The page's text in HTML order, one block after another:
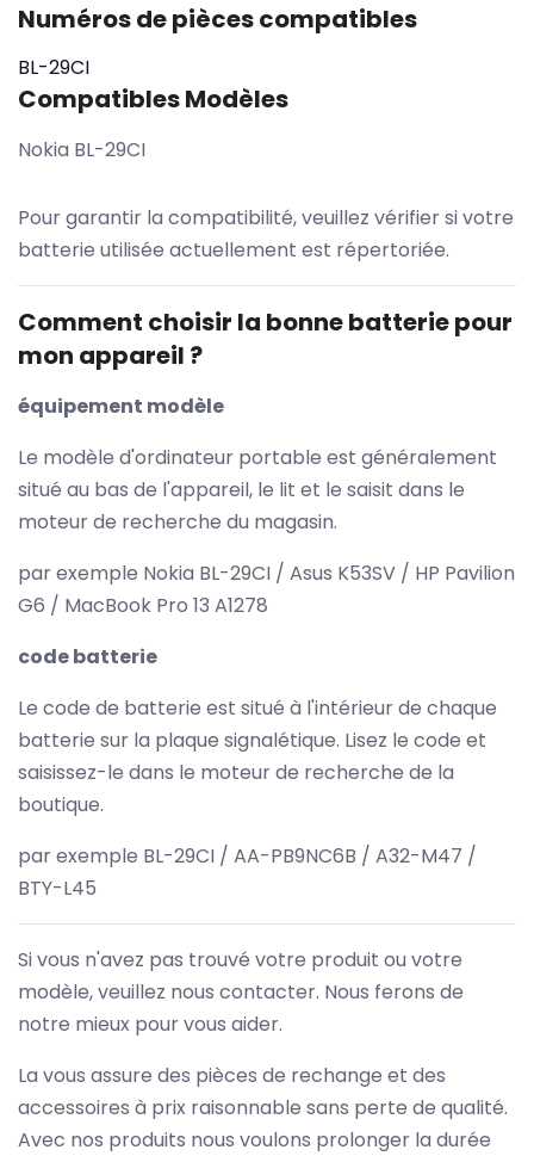
Numéros de pièces compatibles
BL-29CI
Compatibles Modèles
Nokia BL-29CI
Pour garantir la compatibilité, veuillez vérifier si votre
batterie utilisée actuellement est répertoriée.
Comment choisir la bonne batterie pour
mon appareil ?
équipement modèle
Le modèle d'ordinateur portable est généralement
situé au bas de l'appareil, le lit et le saisit dans le
moteur de recherche du magasin.
par exemple Nokia BL-29CI / Asus K53SV / HP Pavilion
G6 / MacBook Pro 13 A1278
code batterie
Le code de batterie est situé à l'intérieur de chaque
batterie sur la plaque signalétique. Lisez le code et
saisissez-le dans le moteur de recherche de la
boutique.
par exemple BL-29CI / AA-PB9NC6B / A32-M47 /
BTY-L45
Si vous n'avez pas trouvé votre produit ou votre
modèle, veuillez nous contacter. Nous ferons de
notre mieux pour vous aider.
La vous assure des pièces de rechange et des
accessoires à prix raisonnable sans perte de qualité.
Avec nos produits nous voulons prolonger la durée